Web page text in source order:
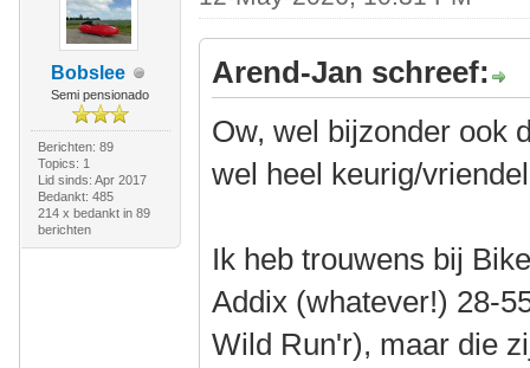
Bobslee
Semi pensionado
Berichten: 89
Topics: 1
Lid sinds: Apr 2017
Bedankt: 485
214 x bedankt in 89
berichten
Arend-Jan schreef:
Ow, wel bijzonder ook
wel heel keurig/
Ik heb trouwens bij
Addix (whatever!) 28-
Wild Run'r), maar die